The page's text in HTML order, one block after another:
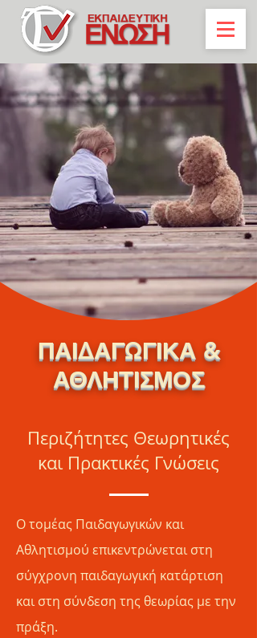
ΠΑΙΔΑΓΩΓΙΚΑ &
ΑΘΛΗΤΙΣΜΟΣ
Περιζήτητες Θεωρητικές
και Πρακτικές Γνώσεις
Ο τομέας Παιδαγωγικών και
Αθλητισμού επικεντρώνεται στη
σύγχρονη παιδαγωγική κατάρτιση
και στη σύνδεση της θεωρίας με την
πράξη.